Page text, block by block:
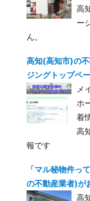
高
ー
ん。
高知(高知市)の
ジングトップペ
メ
ホ
着
高
報です
「マル秘物件っ
の不動産業者)が
高